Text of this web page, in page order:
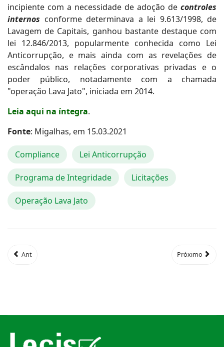
incipiente com a necessidade de adoção de controles
internos conforme determinava a lei 9.613/1998, de
Lavagem de Capitais, ganhou bastante destaque com
lei 12.846/2013, popularmente conhecida como Lei
Anticorrupção, e mais ainda com as revelações de
escândalos nas relações corporativas privadas e o
poder público, notadamente com a chamada
"operação Lava Jato", iniciada em 2014.
Leia aqui na íntegra.
Fonte: Migalhas, em 15.03.2021
Compliance Lei Anticorrupção
Programa de Integridade Licitações
Operação Lava Jato
Ant Próximo